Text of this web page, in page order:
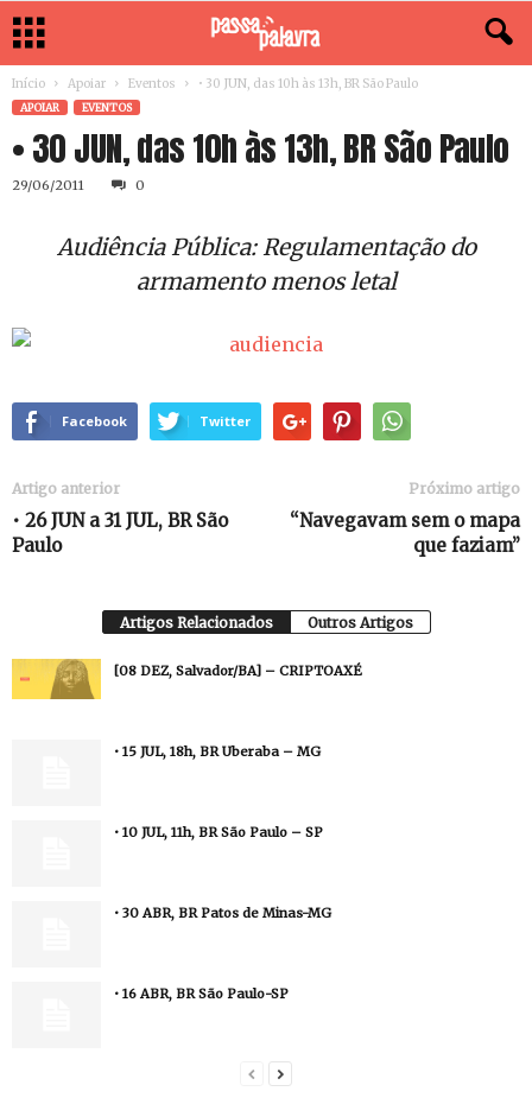
Início Apoiar Eventos • 30 JUN, das 10h às 13h, BR São Paulo
APOIAR EVENTOS
• 30 JUN, das 10h às 13h, BR São Paulo
29/06/2011 0
Audiência Pública: Regulamentação do
armamento menos letal
Facebook Twitter
Artigo anterior
• 26 JUN a 31 JUL, BR São
Paulo
Próximo artigo
“Navegavam sem o mapa
que faziam”
Artigos Relacionados Outros Artigos
[08 DEZ, Salvador/BA] – CRIPTOAXÉ
• 15 JUL, 18h, BR Uberaba – MG
• 10 JUL, 11h, BR São Paulo – SP
• 30 ABR, BR Patos de Minas-MG
• 16 ABR, BR São Paulo-SP